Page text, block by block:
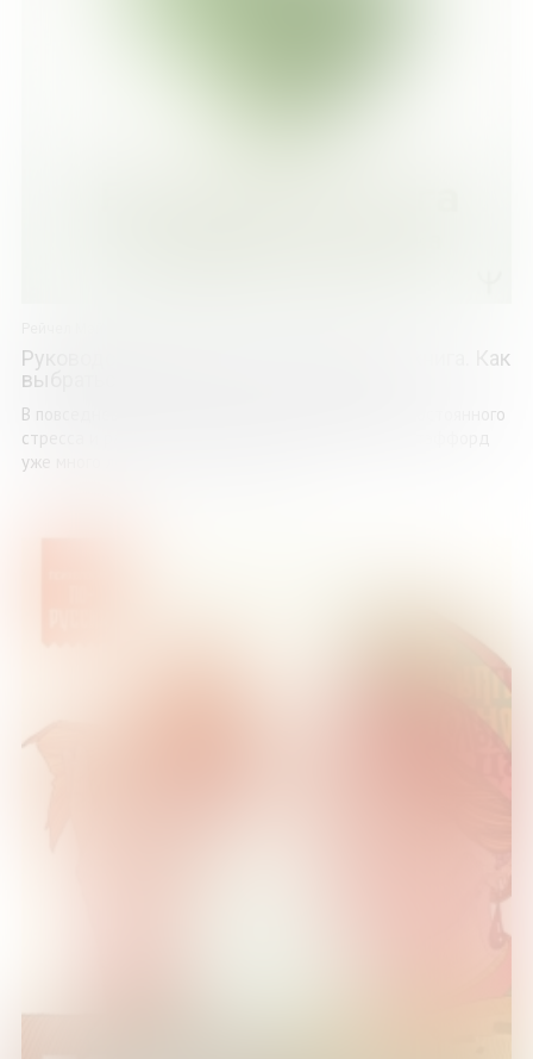
Руководство для уставших. Ресурсная книга. Как
выбраться из тупика и обрести радость
В повседневной суете легко стать заложниками постоянного
стресса и разучиться радоваться. Рэйчел Мэйси Стэффорд
уже много лет помогает уставшим и ...